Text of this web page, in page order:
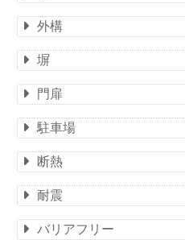
外構
塀
門扉
駐車場
断熱
耐震
バリアフリー